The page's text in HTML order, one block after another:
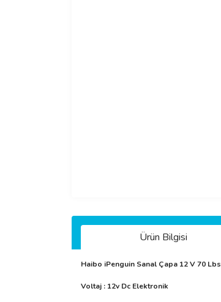
Ürün Bilgisi
Haibo iPenguin Sanal Çapa 12 V 70 Lbs
Voltaj : 12v Dc Elektronik